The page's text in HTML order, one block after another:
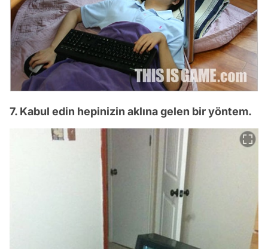
7. Kabul edin hepinizin aklına gelen bir yöntem.